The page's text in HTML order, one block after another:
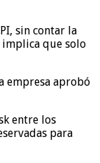
sin contar la
implica que solo
empresa aprobó
entre los
para